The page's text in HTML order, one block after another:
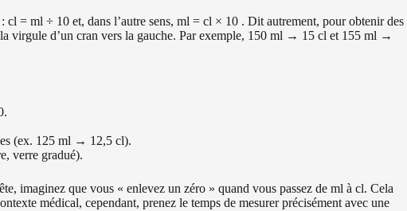
cl = ml ÷ 10 et, dans l’autre sens, ml = cl × 10 . Dit autrement, pour obtenir des
virgule d’un cran vers la gauche. Par exemple, 150 ml → 15 cl et 155 ml →
(ex. 125 ml → 12,5 cl).
verre gradué).
imaginez que vous « enlevez un zéro » quand vous passez de ml à cl. Cela
médical, cependant, prenez le temps de mesurer précisément avec une